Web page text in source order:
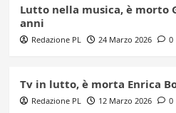
Lutto nella musica, è morto
anni
Redazione PL 24 Marzo 2026 0
Tv in lutto, è morta Enrica
Redazione PL 12 Marzo 2026 0